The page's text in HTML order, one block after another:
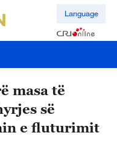
Language
masa të
së
e fluturimit